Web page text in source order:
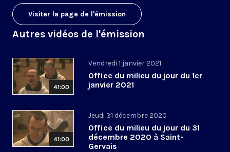
Visiter la page de l'émission
Autres vidéos de l'émission
41:00
Vendredi 1 janvier 2021
Office du milieu du jour du 1er
janvier 2021
41:00
Jeudi 31 décembre 2020
Office du milieu du jour du 31
décembre 2020 à Saint-
Gervais